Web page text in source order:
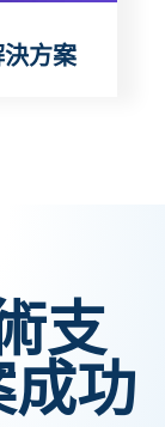
方案
支
成功